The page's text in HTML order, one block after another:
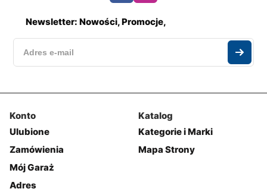
Newsletter: Nowości, Promocje,
Konto
Ulubione
Zamówienia
Mój Garaż
Adres
Katalog
Kategorie i Marki
Mapa Strony